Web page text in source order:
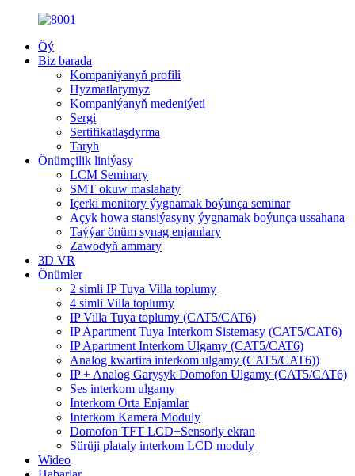
Öý
Biz barada
Kompaniýanyň profili
Hyzmatlarymyz
Kompaniýanyň medeniýeti
Sergi
Sertifikatlaşdyrma
Taryh
Önümçilik liniýasy
LCM Seminary
SMT okuw maslahaty
Içerki monitory ýygnamak boýunça seminar
Açyk howa stansiýasyny ýygnamak boýunça ussahana
Taýýar önüm synag enjamlary
Zawodyň ammary
3D VR
Önümler
2 simli IP Tuya Villa toplumy
4 simli Villa toplumy
IP Villa Tuya toplumy (CAT5/CAT6)
IP Apartment Tuya Interkom Sistemasy (CAT5/CAT6)
IP Apartment Interkom Ulgamy (CAT5/CAT6)
Analog kwartira interkom ulgamy (CAT5/CAT6))
IP + Analog Garyşyk Domofon Ulgamy (CAT5/CAT6)
Ses interkom ulgamy
Interkom Orta Enjamlar
Interkom Kamera Moduly
Domofon TFT LCD+Sensorly ekran
Sürüji plataly interkom LCD moduly
Wideo